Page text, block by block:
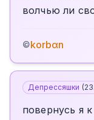
волчью ли
©korbαn
Депрессяшки (
повернусь я